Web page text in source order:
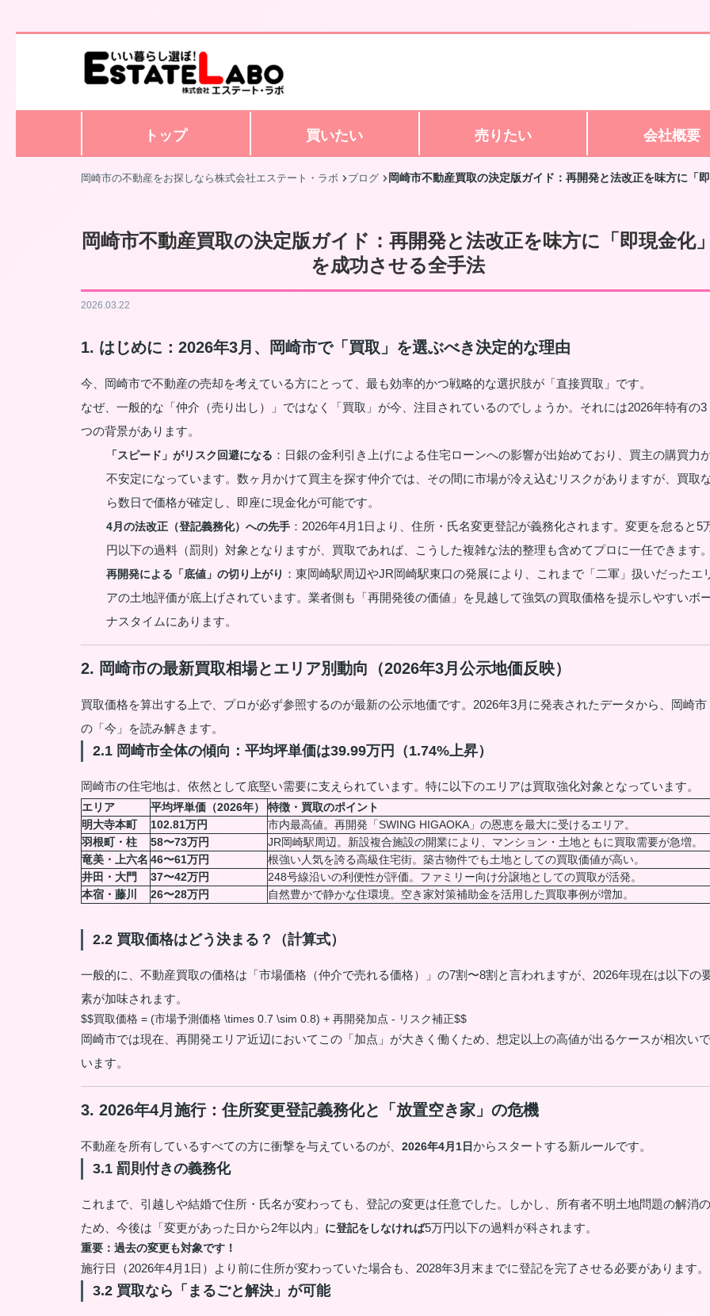
トップ 買いたい 売りたい 会社概要
岡崎市の不動産をお探しなら株式会社エステート・ラボ ブログ 岡崎市不動産買取の決定版ガイド：再開発と法改正を味方に「
岡崎市不動産買取の決定版ガイド：再開発と法改正を味方に「即現金化
を成功させる全手法
2026.03.22
1. はじめに：2026年3月、岡崎市で「買取」を選ぶべき決定的な理由
今、岡崎市で不動産の売却を考えている方にとって、最も効率的かつ戦略的な選択肢が「直接買取」です。
なぜ、一般的な「仲介（売り出し）」ではなく「買取」が今、注目されているのでしょうか。それには2026年特有の3
つの背景があります。
「スピード」がリスク回避になる ：日銀の金利引き上げによる住宅ローンへの影響が出始めており、買主の購買力
不安定になっています。数ヶ月かけて買主を探す仲介では、その間に市場が冷え込むリスクがありますが、買取
ら数日で価格が確定し、即座に現金化が可能です。
4月の法改正（登記義務化）への先手 ：2026年4月1日より、住所・氏名変更登記が義務化されます。変更を怠ると5
円以下の過料（罰則）対象となりますが、買取であれば、こうした複雑な法的整理も含めてプロに一任できます
再開発による「底値」の切り上がり ：東岡崎駅周辺やJR岡崎駅東口の発展により、これまで「二軍」扱いだったエ
アの土地評価が底上げされています。業者側も「再開発後の価値」を見越して強気の買取価格を提示しやすいボ
ナスタイムにあります。
2. 岡崎市の最新買取相場とエリア別動向（2026年3月公示地価反映）
買取価格を算出する上で、プロが必ず参照するのが最新の公示地価です。2026年3月に発表されたデータから、岡崎市
の「今」を読み解きます。
2.1 岡崎市全体の傾向：平均坪単価は39.99万円（1.74%上昇）
岡崎市の住宅地は、依然として底堅い需要に支えられています。特に以下のエリアは買取強化対象となっています。
エリア 平均坪単価（2026年）
特徴・買取のポイント
明大寺本町
102.81万円
市内最高値。再開発「SWING HIGAOKA」の恩恵を最大に受けるエリア。
羽根町・柱
58〜73万円
JR岡崎駅周辺。新設複合施設の開業により、マンション・土地ともに買取需要が急増。
竜美・上六名 46〜61万円
根強い人気を誇る高級住宅街。築古物件でも土地としての買取価値が高い。
井田・大門
37〜42万円
248号線沿いの利便性が評価。ファミリー向け分譲地としての買取が活発。
本宿・藤川
26〜28万円 自然豊かで静かな住環境。空き家対策補助金を活用した買取事例が増加。
2.2 買取価格はどう決まる？（計算式）
一般的に、不動産買取の価格は「市場価格（仲介で売れる価格）」の7割〜8割と言われますが、2026年現在は以下の
素が加味されます。
$$買取価格 = (市場予測価格 \times 0.7 \sim 0.8) + 再開発加点 - リスク補正$$
岡崎市では現在、再開発エリア近辺においてこの「加点」が大きく働くため、想定以上の高値が出るケースが相次いで
います。
3. 2026年4月施行：住所変更登記義務化と「放置空き家」の危機
不動産を所有しているすべての方に衝撃を与えているのが、 2026年4月1日からスタートする新ルールです。
3.1 罰則付きの義務化
これまで、引越しや結婚で住所・氏名が変わっても、登記の変更は任意でした。しかし、所有者不明土地問題の解消の
ため、今後は「変更があった日から2年以内」 に登記をしなければ5万円以下の過料が科されます。
重要：過去の変更も対象です！
施行日（2026年4月1日）より前に住所が変わっていた場合も、2028年3月末までに登記を完了させる必要があります。
3.2 買取なら「まるごと解決」が可能